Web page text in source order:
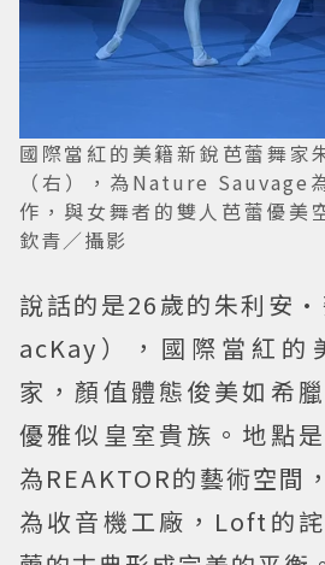
國際當紅的美籍新銳芭蕾舞家
（右），為Nature Sauvage
作，與女舞者的雙人芭蕾優美
欽青／攝影
說話的是26歲的朱利安
acKay），國際當紅的
家，顏值體態俊美如希
優雅似皇室貴族。地點
為REAKTOR的藝術空間
為收音機工廠，Loft的